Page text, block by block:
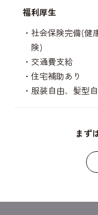
福利厚生
社会保険完備(健
険)
交通費支給
住宅補助あり
服装自由、髪型
まず